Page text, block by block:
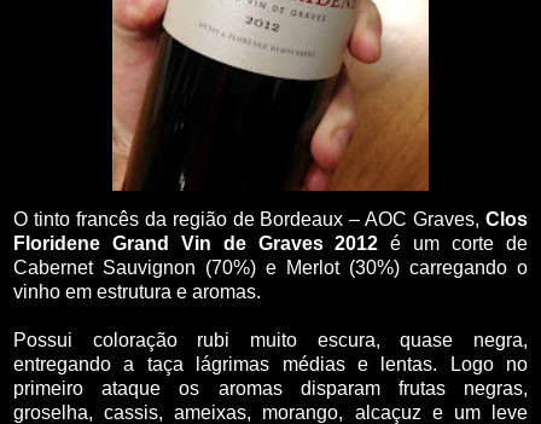
O tinto francês da região de Bordeaux – AOC Graves, Clos
Floridene Grand Vin de Graves 2012 é um corte de
Cabernet Sauvignon (70%) e Merlot (30%) carregando o
vinho em estrutura e aromas.
Possui coloração rubi muito escura, quase negra,
entregando a taça lágrimas médias e lentas. Logo no
primeiro ataque os aromas disparam frutas negras,
groselha, cassis, ameixas, morango, alcaçuz e um leve